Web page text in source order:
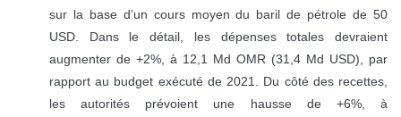
sur la base d’un cours moyen du baril de pétrole de 50
USD. Dans le détail, les dépenses totales devraient
augmenter de +2%, à 12,1 Md OMR (31,4 Md USD), par
rapport au budget exécuté de 2021. Du côté des recettes,
les autorités prévoient une hausse de +6%, à